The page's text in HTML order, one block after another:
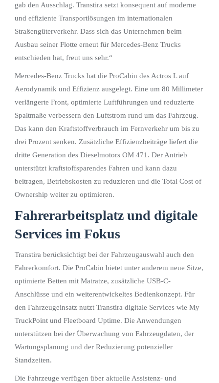
gab den Ausschlag. Transtira setzt konsequent auf moderne
und effiziente Transportlösungen im internationalen
Straßengüterverkehr. Dass sich das Unternehmen beim
Ausbau seiner Flotte erneut für Mercedes-Benz Trucks
entschieden hat, freut uns sehr.“
Mercedes-Benz Trucks hat die ProCabin des Actros L auf
Aerodynamik und Effizienz ausgelegt. Eine um 80 Millimeter
verlängerte Front, optimierte Luftführungen und reduzierte
Spaltmaße verbessern den Luftstrom rund um das Fahrzeug.
Das kann den Kraftstoffverbrauch im Fernverkehr um bis zu
drei Prozent senken. Zusätzliche Effizienzbeiträge liefert die
dritte Generation des Dieselmotors OM 471. Der Antrieb
unterstützt kraftstoffsparendes Fahren und kann dazu
beitragen, Betriebskosten zu reduzieren und die Total Cost of
Ownership weiter zu optimieren.
Fahrerarbeitsplatz und digitale
Services im Fokus
Transtira berücksichtigt bei der Fahrzeugauswahl auch den
Fahrerkomfort. Die ProCabin bietet unter anderem neue Sitze,
optimierte Betten mit Matratze, zusätzliche USB-C-
Anschlüsse und ein weiterentwickeltes Bedienkonzept. Für
den Fahrzeugeinsatz nutzt Transtira digitale Services wie My
TruckPoint und Fleetboard Uptime. Die Anwendungen
unterstützen bei der Überwachung von Fahrzeugdaten, der
Wartungsplanung und der Reduzierung potenzieller
Standzeiten.
Die Fahrzeuge verfügen über aktuelle Assistenz- und